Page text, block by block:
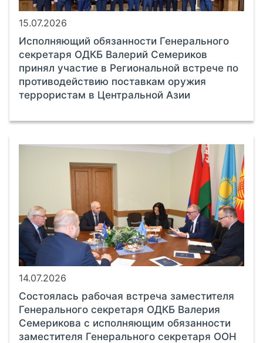
15.07.2026
Исполняющий обязанности Генерального
секретаря ОДКБ Валерий Семериков
принял участие в Региональной встрече по
противодействию поставкам оружия
террористам в Центральной Азии
14.07.2026
Состоялась рабочая встреча заместителя
Генерального секретаря ОДКБ Валерия
Семерикова с исполняющим обязанности
заместителя Генерального секретаря ООН